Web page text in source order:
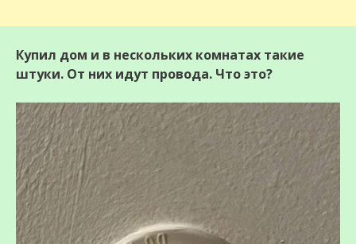
Купил дом и в нескольких комнатах такие
штуки. От них идут провода. Что это?